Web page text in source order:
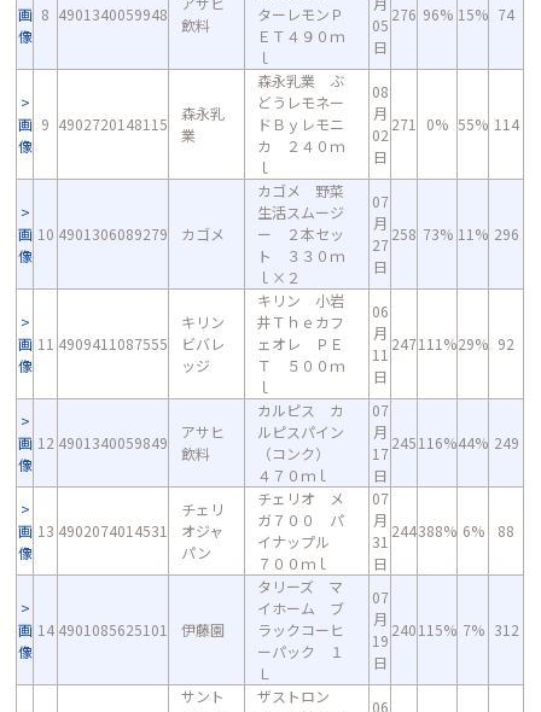
画
像
8 4901340059948
飲料
ターレモンＰ
ＥＴ４９０ｍ
ｌ
05
日
276 96% 15% 74
画
像
9 4902720148115
森永乳
業
森永乳業 ぶ
どうレモネー
ドＢｙレモニ
カ ２４０ｍ
ｌ
08
月
02
日
271 0% 55% 114
画
像
10 4901306089279 カゴメ
カゴメ 野菜
生活スムージ
ー ２本セッ
ト ３３０ｍ
ｌ×２
07
月
27
日
258 73% 11% 296
画
像
11 4909411087555
キリン
ビバレ
ッジ
キリン 小岩
井Ｔｈｅカフ
ェオレ ＰＥ
Ｔ ５００ｍ
ｌ
06
月
11
日
247111%29% 92
画
像
12 4901340059849
アサヒ
飲料
カルピス カ
ルピスパイン
（コンク）
４７０ｍｌ
07
月
17
日
245116%44% 249
画
像
13 4902074014531
チェリ
オジャ
パン
チェリオ メ
ガ７００ パ
イナップル
７００ｍｌ
07
月
31
日
244388% 6% 88
画
像
14 4901085625101 伊藤園
タリーズ マ
イホーム ブ
ラックコーヒ
ーパック １
Ｌ
07
月
19
日
240115% 7% 312
サント
ザストロン
06